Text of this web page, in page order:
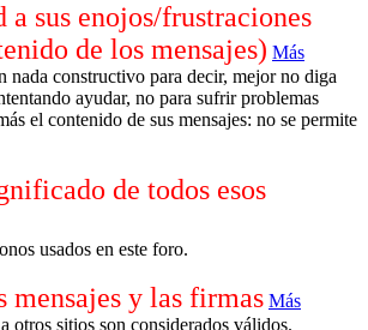
a sus enojos/frustraciones
de los mensajes) Más
nada constructivo para decir, mejor no diga
ayudar, no para sufrir problemas
el contenido de sus mensajes: no se permite
de todos esos
usados en este foro.
mensajes y las firmas Más
otros sitios son considerados válidos.